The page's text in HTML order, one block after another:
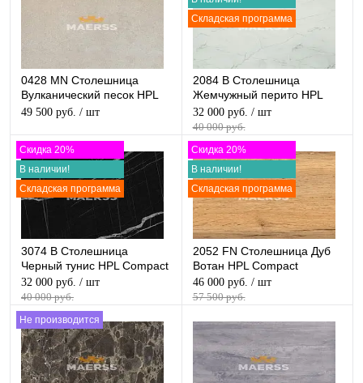
0428 MN Столешница
Вулканический песок HPL
Compact
49 500 руб. / шт
Складская программа
2084 B Столешница
Жемчужный перито HPL
Compact
32 000 руб. / шт
40 000 руб.
Скидка 20%
В наличии!
Складская программа
3074 B Столешница
Черный тунис HPL Compact
32 000 руб. / шт
40 000 руб.
Скидка 20%
В наличии!
Складская программа
2052 FN Столешница Дуб
Вотан HPL Compact
46 000 руб. / шт
57 500 руб.
Не производится